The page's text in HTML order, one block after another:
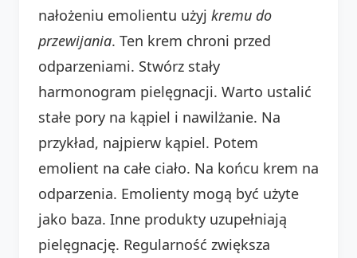
nałożeniu emolientu użyj kremu do
przewijania. Ten krem chroni przed
odparzeniami. Stwórz stały
harmonogram pielęgnacji. Warto ustalić
stałe pory na kąpiel i nawilżanie. Na
przykład, najpierw kąpiel. Potem
emolient na całe ciało. Na końcu krem na
odparzenia. Emolienty mogą być użyte
jako baza. Inne produkty uzupełniają
pielęgnację. Regularność zwiększa